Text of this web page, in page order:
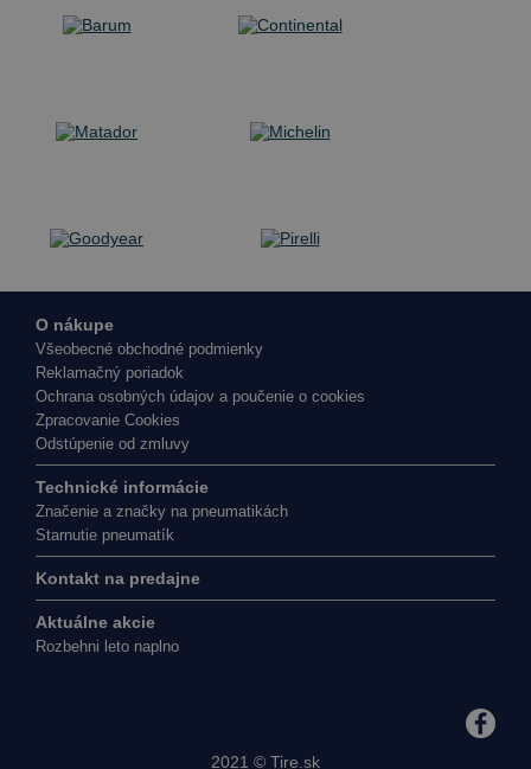
O nákupe
Všeobecné obchodné podmienky
Reklamačný poriadok
Ochrana osobných údajov a poučenie o cookies
Zpracovanie Cookies
Odstúpenie od zmluvy
Technické informácie
Značenie a značky na pneumatikách
Starnutie pneumatík
Kontakt na predajne
Aktuálne akcie
Rozbehni leto naplno
2021 © Tire.sk